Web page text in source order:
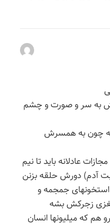
به سر و صورت و چشم
چون به همسرش
عادلانه باید تا نیم
آدم) دورش حلقه بزنن
جمجمه و
زجرکش بشه
که میلیونها انسان